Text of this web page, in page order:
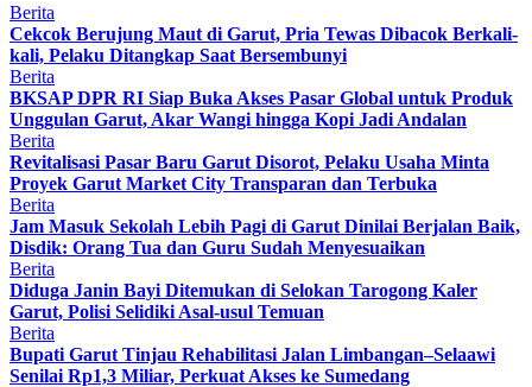
Berita
Cekcok Berujung Maut di Garut, Pria Tewas Dibacok Berkali-
kali, Pelaku Ditangkap Saat Bersembunyi
Berita
BKSAP DPR RI Siap Buka Akses Pasar Global untuk Produk
Unggulan Garut, Akar Wangi hingga Kopi Jadi Andalan
Berita
Revitalisasi Pasar Baru Garut Disorot, Pelaku Usaha Minta
Proyek Garut Market City Transparan dan Terbuka
Berita
Jam Masuk Sekolah Lebih Pagi di Garut Dinilai Berjalan Baik,
Disdik: Orang Tua dan Guru Sudah Menyesuaikan
Berita
Diduga Janin Bayi Ditemukan di Selokan Tarogong Kaler
Garut, Polisi Selidiki Asal-usul Temuan
Berita
Bupati Garut Tinjau Rehabilitasi Jalan Limbangan–Selaawi
Senilai Rp1,3 Miliar, Perkuat Akses ke Sumedang